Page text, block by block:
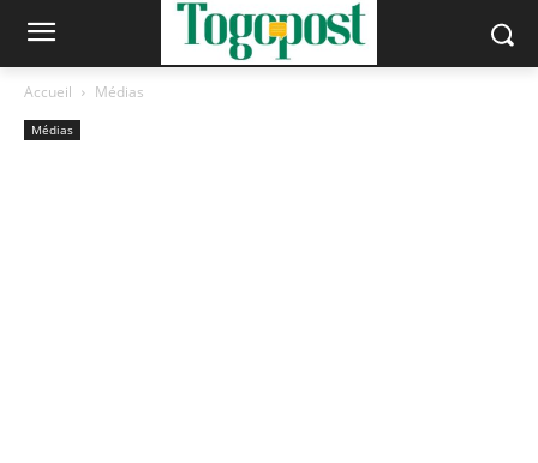
Accueil Médias
Médias